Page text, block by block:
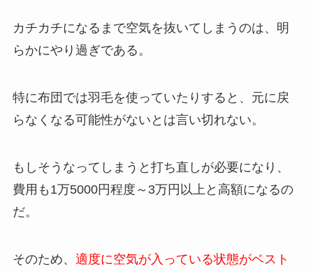
カチカチになるまで空気を抜いてしまうのは、明
らかにやり過ぎである。
特に布団では羽毛を使っていたりすると、元に戻
らなくなる可能性がないとは言い切れない。
もしそうなってしまうと打ち直しが必要になり、
費用も1万5000円程度～3万円以上と高額になるの
だ。
そのため、 適度に空気が入っている状態がベスト